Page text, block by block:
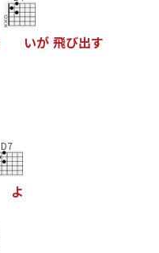
いが 飛び出す
D7
よ